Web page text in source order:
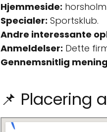
Hjemmeside:
Specialer: Sportsklub.
Andre interessante
Anmeldelser: Dette
Gennemsnitlig
📌 Placering